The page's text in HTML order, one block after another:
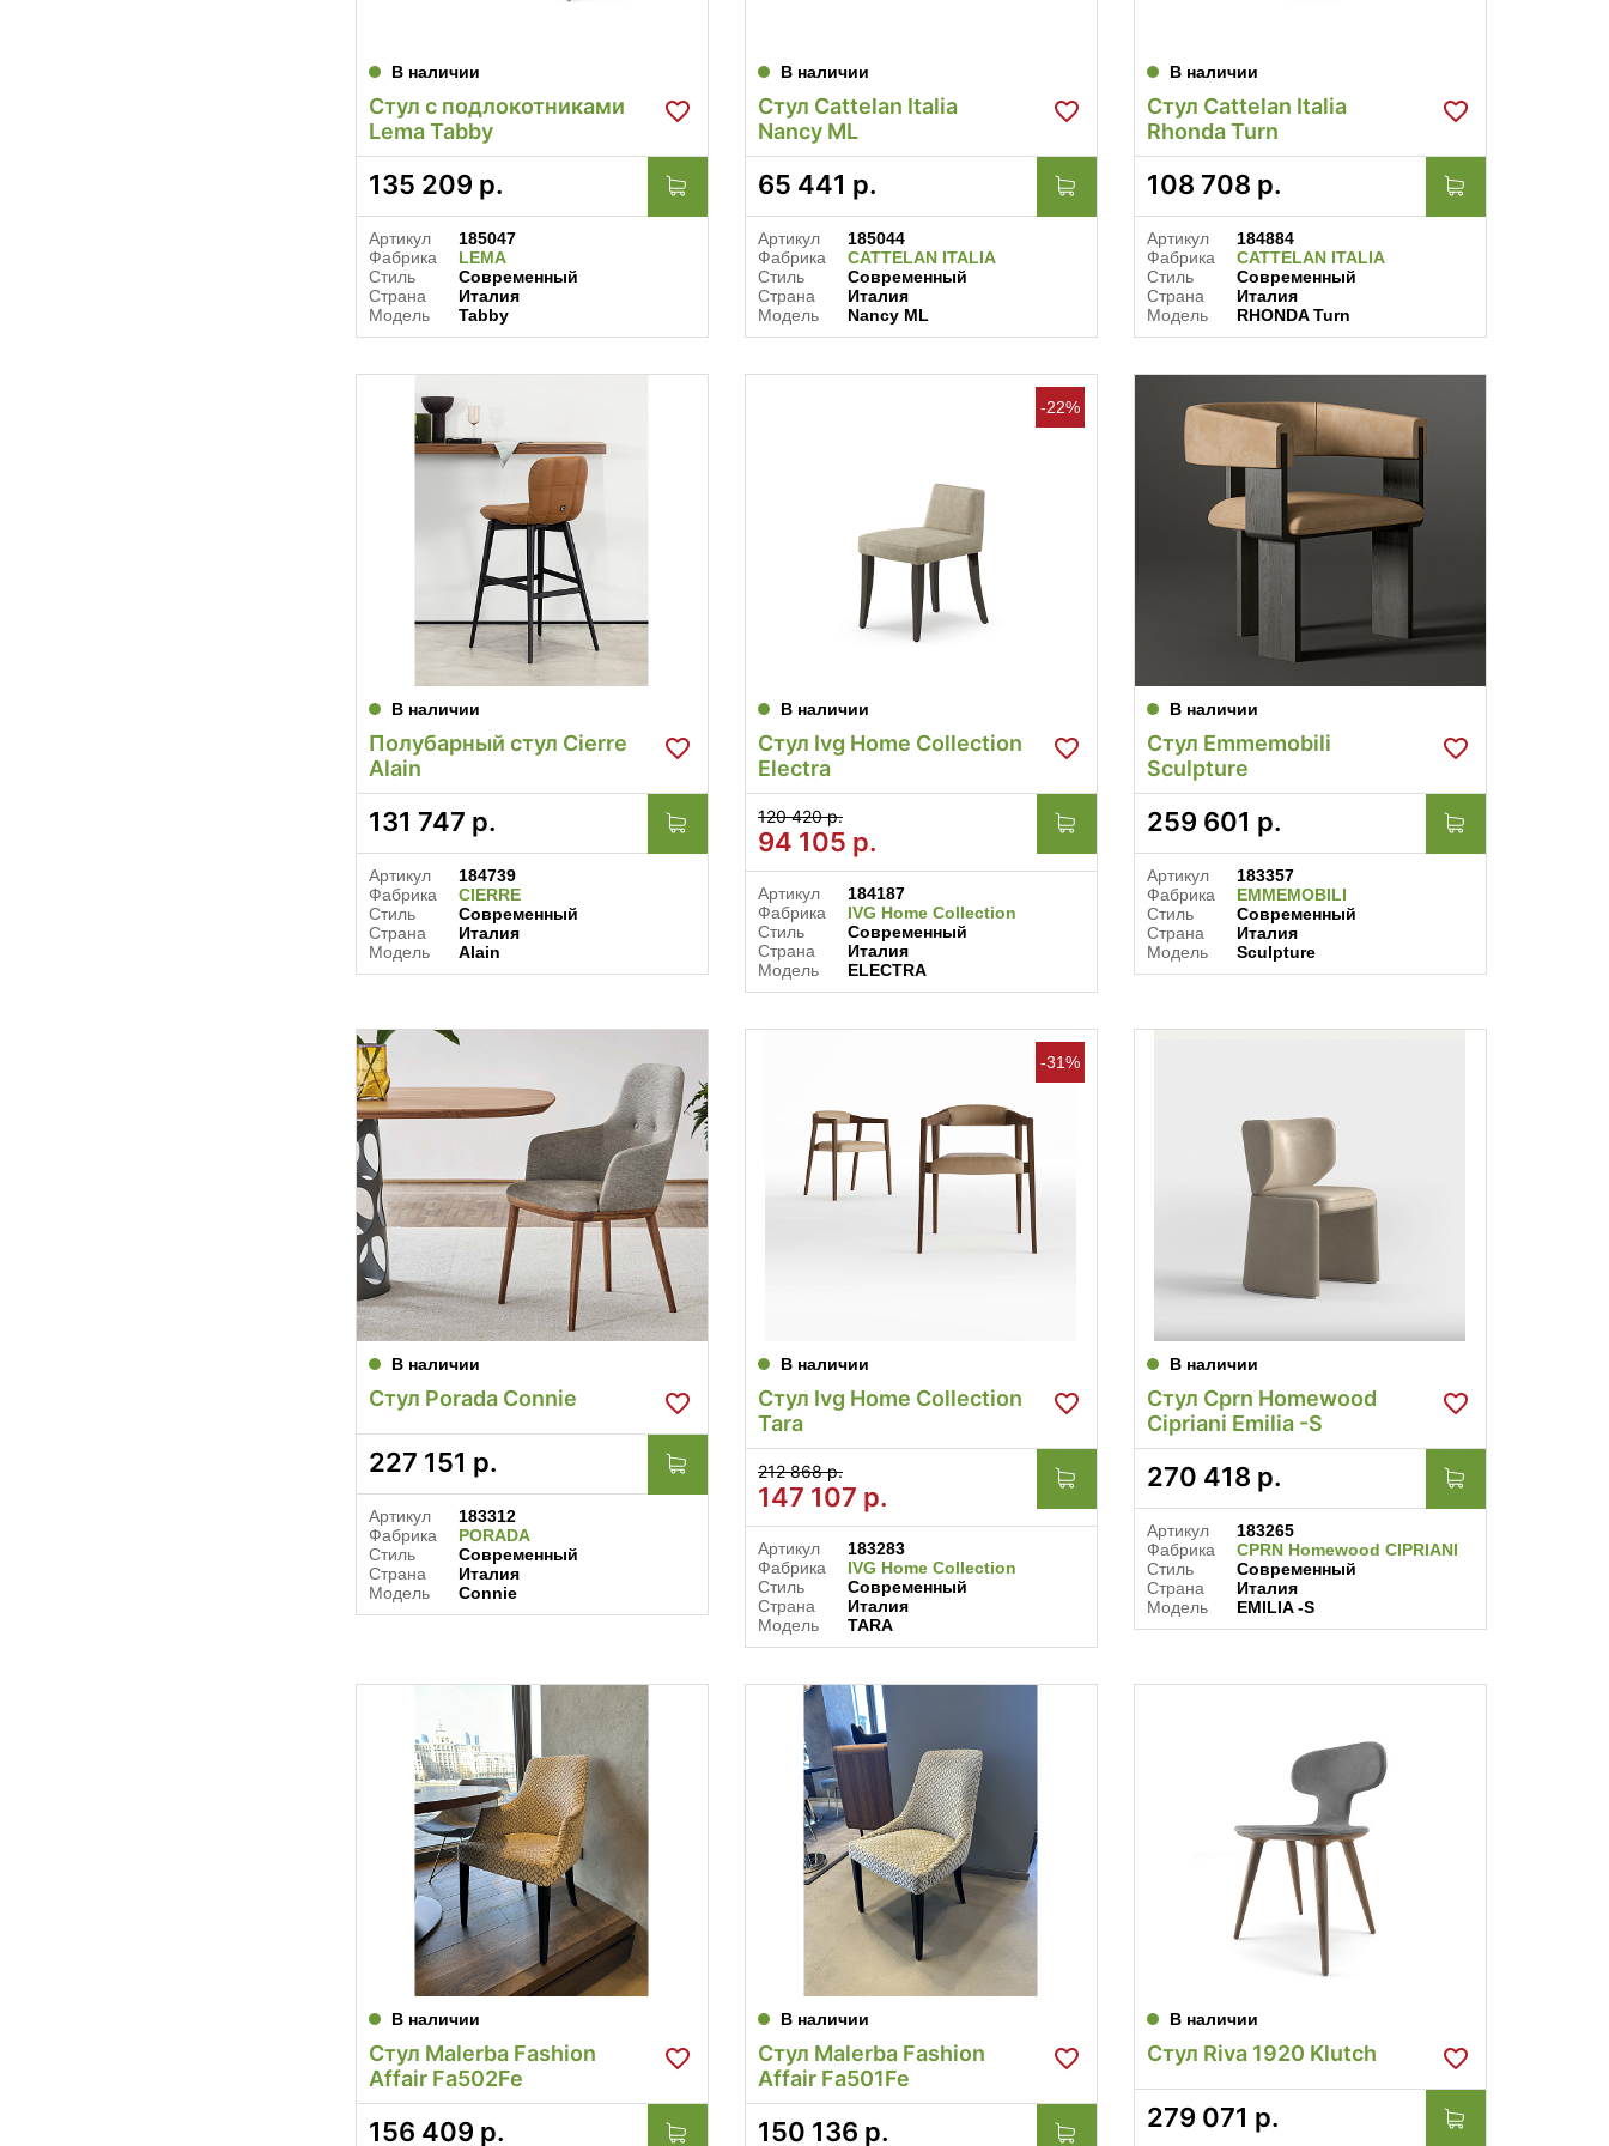
В наличии
Стул с подлокотниками
Lema Tabby
135 209 р.
Артикул
185047
Фабрика
LEMA
Стиль
Современный
Страна
Италия
Модель
Tabby
В наличии
Стул Cattelan Italia
Nancy ML
65 441 р.
Артикул
185044
Фабрика
CATTELAN ITALIA
Стиль
Современный
Страна
Италия
Модель
Nancy ML
В наличии
Стул Cattelan Italia
Rhonda Turn
108 708 р.
Артикул
184884
Фабрика
CATTELAN ITALIA
Стиль
Современный
Страна
Италия
Модель
RHONDA Turn
В наличии
Полубарный стул Cierre
Alain
131 747 р.
Артикул
184739
Фабрика
CIERRE
Стиль
Современный
Страна
Италия
Модель
Alain
-22%
В наличии
Стул Ivg Home Collection
Electra
120 420 р.
94 105 р.
Артикул
184187
Фабрика
IVG Home Collection
Стиль
Современный
Страна
Италия
Модель
ELECTRA
В наличии
Стул Emmemobili
Sculpture
259 601 р.
Артикул
183357
Фабрика
EMMEMOBILI
Стиль
Современный
Страна
Италия
Модель
Sculpture
В наличии
Стул Porada Connie
227 151 р.
Артикул
183312
Фабрика
PORADA
Стиль
Современный
Страна
Италия
Модель
Connie
-31%
В наличии
Стул Ivg Home Collection
Tara
212 868 р.
147 107 р.
Артикул
183283
Фабрика
IVG Home Collection
Стиль
Современный
Страна
Италия
Модель
TARA
В наличии
Стул Cprn Homewood
Cipriani Emilia -S
270 418 р.
Артикул
183265
Фабрика
CPRN Homewood CIPRIANI
Стиль
Современный
Страна
Италия
Модель
EMILIA -S
В наличии
Стул Malerba Fashion
Affair Fa502Fe
156 409 р.
В наличии
Стул Malerba Fashion
Affair Fa501Fe
150 136 р.
В наличии
Стул Riva 1920 Klutch
279 071 р.